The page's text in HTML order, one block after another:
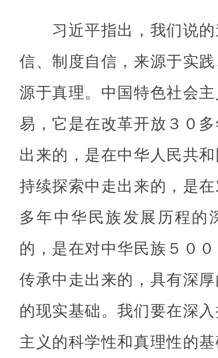
习近平指出，我们说的
信、制度自信，来源于实
源于真理。中国特色社会
易，它是在改革开放３０
出来的，是在中华人民共
持续探索中走出来的，是
多年中华民族发展历程的
的，是在对中华民族５０
传承中走出来的，具有深
的现实基础。我们要在深
主义的科学性和真理性的